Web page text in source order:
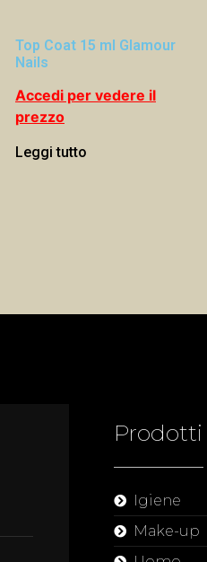
Top Coat 15 ml Glamour
Nails
Accedi per vedere il
prezzo
Leggi tutto
Prodotti
Igiene
Make-up